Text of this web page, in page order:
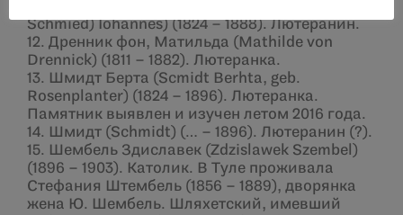
Schmied) Iohannes) (1824 – 1888). Лютеранин.
12. Дренник фон, Матильда (Mathilde von
Drennick) (1811 – 1882). Лютеранка.
13. Шмидт Берта (Scmidt Berhta, geb.
Rosenplanter) (1824 – 1896). Лютеранка.
Памятник выявлен и изучен летом 2016 года.
14. Шмидт (Schmidt) (… – 1896). Лютеранин (?).
15. Шембель Здиславек (Zdzislawek Szembel)
(1896 – 1903). Католик. В Туле проживала
Стефания Штембель (1856 – 1889), дворянка
жена Ю. Шембель. Шляхетский, имевший